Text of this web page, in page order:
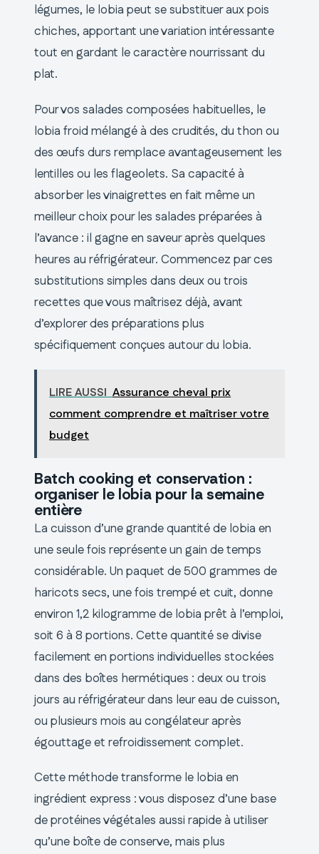
légumes, le lobia peut se substituer aux pois
chiches, apportant une variation intéressante
tout en gardant le caractère nourrissant du
plat.
Pour vos salades composées habituelles, le
lobia froid mélangé à des crudités, du thon ou
des œufs durs remplace avantageusement les
lentilles ou les flageolets. Sa capacité à
absorber les vinaigrettes en fait même un
meilleur choix pour les salades préparées à
l’avance : il gagne en saveur après quelques
heures au réfrigérateur. Commencez par ces
substitutions simples dans deux ou trois
recettes que vous maîtrisez déjà, avant
d’explorer des préparations plus
spécifiquement conçues autour du lobia.
LIRE AUSSI Assurance cheval prix
comment comprendre et maîtriser votre
budget
Batch cooking et conservation :
organiser le lobia pour la semaine
entière
La cuisson d’une grande quantité de lobia en
une seule fois représente un gain de temps
considérable. Un paquet de 500 grammes de
haricots secs, une fois trempé et cuit, donne
environ 1,2 kilogramme de lobia prêt à l’emploi,
soit 6 à 8 portions. Cette quantité se divise
facilement en portions individuelles stockées
dans des boîtes hermétiques : deux ou trois
jours au réfrigérateur dans leur eau de cuisson,
ou plusieurs mois au congélateur après
égouttage et refroidissement complet.
Cette méthode transforme le lobia en
ingrédient express : vous disposez d’une base
de protéines végétales aussi rapide à utiliser
qu’une boîte de conserve, mais plus